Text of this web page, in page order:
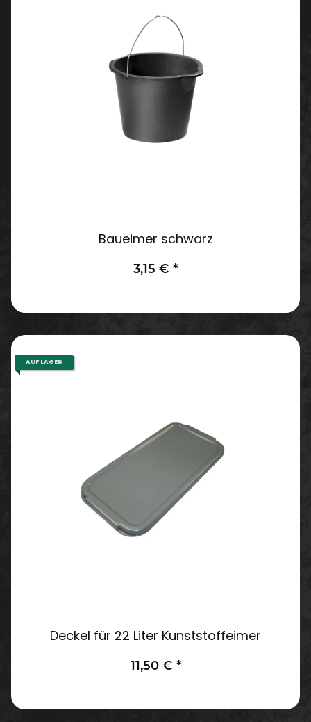
Baueimer schwarz
3,15 € *
AUF LAGER
Deckel für 22 Liter Kunststoffeimer
11,50 € *